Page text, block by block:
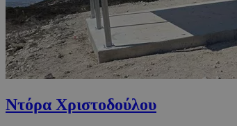
Ντόρα Χριστοδούλου